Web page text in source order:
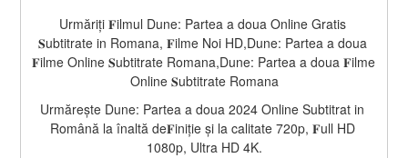
Urmăriți 𝐅ilmul Dune: Partea a doua Online Gratis
𝐒ubtitrate in Romana, 𝐅ilme Noi HD,Dune: Partea a doua
𝐅ilme Online 𝐒ubtitrate Romana,Dune: Partea a doua 𝐅ilme
Online 𝐒ubtitrate Romana
Urmărește Dune: Partea a doua 2024 Online Subtitrat in
Română la înaltă de𝐅iniție și la calitate 720p, 𝐅ull HD
1080p, Ultra HD 4K.